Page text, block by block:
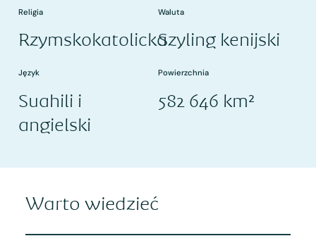
Religia
Rzymskokatolicka
Waluta
Szyling kenijski
Język
Suahili i
angielski
Powierzchnia
582 646 km²
Warto wiedzieć